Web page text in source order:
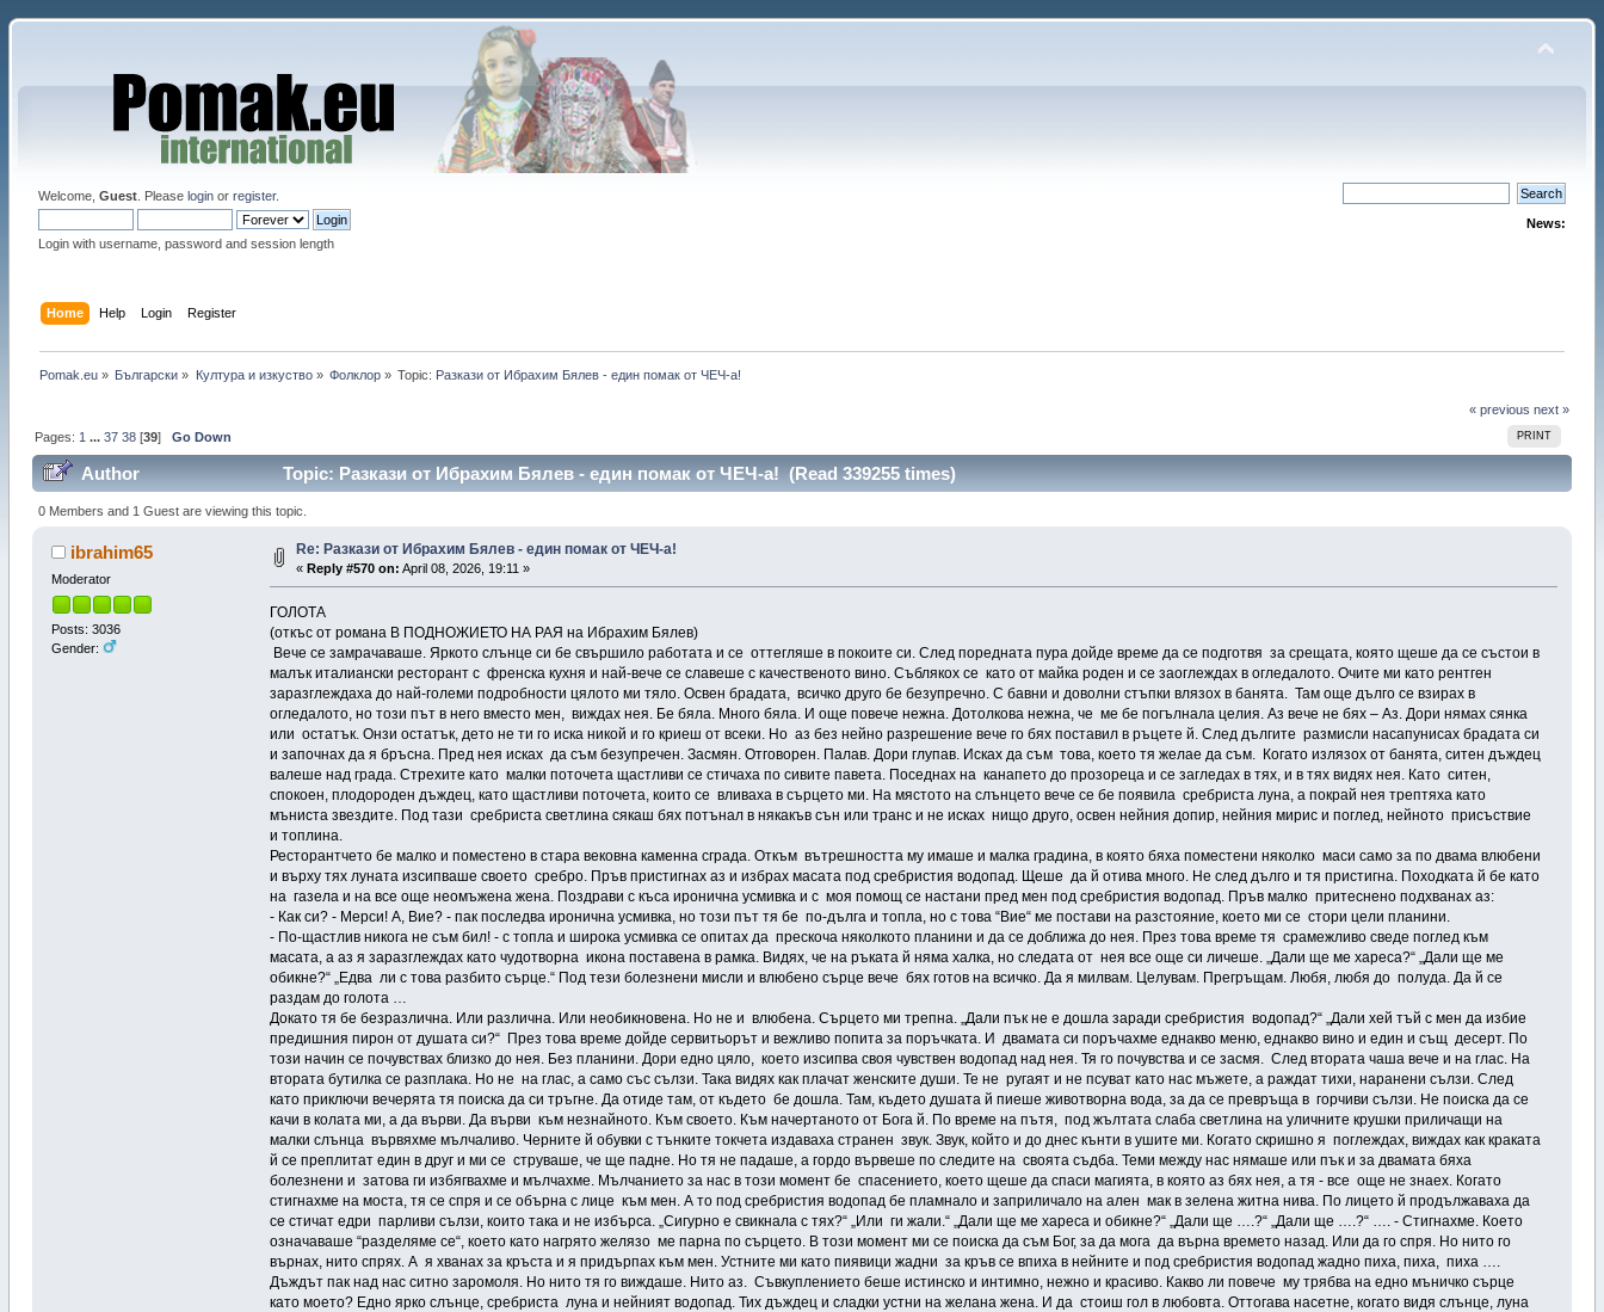
Welcome, Guest. Please loginor register.
Login with username, password and session length
News:
Home Help Login Register
Pomak.eu» Български » Култура и изкуство» Фолклор» Topic: Pазкази от Ибрахим Бялев - един помак от ЧЕЧ-а!
« previous next »
PRINT
Pages: 1 ... 37 38[39] Go Down
Author Topic: Pазкази от Ибрахим Бялев - един помак от ЧЕЧ-а! (Read 339255 times)
0 Members and 1 Guest are viewing this topic.
ibrahim65
Moderator
Posts: 3036
Gender:
Re: Pазкази от Ибрахим Бялев - един помак от ЧЕЧ-а!
« Reply #570 on: April 08, 2026, 19:11 »
ГОЛОТА
(откъс от романа В ПОДНОЖИЕТО НА РАЯ на Ибрахим Бялев)
Вече се замрачаваше. Яркото слънце си бе свършило работата и се оттегляше в покоите си. След поредната пура дойде време да се подготвя за срещата, която щеше да се състои в
малък италиански ресторант с френска кухня и най-вече се славеше с качественото вино. Съблякох се като от майка роден и се заоглеждах в огледалото. Очите ми като рентген
заразглеждаха до най-големи подробности цялото ми тяло. Освен брадата, всичко друго бе безупречно. С бавни и доволни стъпки влязох в банята. Там още дълго се взирах в
огледалото, но този път в него вместо мен, виждах нея. Бе бяла. Много бяла. И още повече нежна. Дотолкова нежна, че ме бе погълнала целия. Аз вече не бях – Аз. Дори нямах сянка
или остатък. Онзи остатък, дето не ти го иска никой и го криеш от всеки. Но аз без нейно разрешение вече го бях поставил в ръцете й. След дългите размисли насапунисах брадата си
и започнах да я бръсна. Пред нея исках да съм безупречен. Засмян. Отговорен. Палав. Дори глупав. Исках да съм това, което тя желае да съм. Когато излязох от банята, ситен дъждец
валеше над града. Стрехите като малки поточета щастливи се стичаха по сивите павета. Поседнах на канапето до прозореца и се загледах в тях, и в тях видях нея. Като ситен,
спокоен, плодороден дъждец, като щастливи поточета, които се вливаха в сърцето ми. На мястото на слънцето вече се бе появила сребриста луна, а покрай нея трептяха като
мъниста звездите. Под тази сребриста светлина сякаш бях потънал в някакъв сън или транс и не исках нищо друго, освен нейния допир, нейния мирис и поглед, нейното присъствие
и топлина.
Ресторантчето бе малко и поместено в стара вековна каменна сграда. Откъм вътрешността му имаше и малка градина, в която бяха поместени няколко маси само за по двама влюбени
и върху тях луната изсипваше своето сребро. Пръв пристигнах аз и избрах масата под сребристия водопад. Щеше да й отива много. Не след дълго и тя пристигна. Походката й бе като
на газела и на все още неомъжена жена. Поздрави с къса иронична усмивка и с моя помощ се настани пред мен под сребристия водопад. Пръв малко притеснено подхванах аз:
- Как си? - Мерси! А, Вие? - пак последва иронична усмивка, но този път тя бе по-дълга и топла, но с това “Вие“ ме постави на разстояние, което ми се стори цели планини.
- По-щастлив никога не съм бил! - с топла и широка усмивка се опитах да прескоча няколкото планини и да се доближа до нея. През това време тя срамежливо сведе поглед към
масата, а аз я заразглеждах като чудотворна икона поставена в рамка. Видях, че на ръката й няма халка, но следата от нея все още си личеше. „Дали ще ме хареса?“ „Дали ще ме
обикне?“ „Едва ли с това разбито сърце.“ Под тези болезнени мисли и влюбено сърце вече бях готов на всичко. Да я милвам. Целувам. Прегръщам. Любя, любя до полуда. Да й се
раздам до голота …
Докато тя бе безразлична. Или различна. Или необикновена. Но не и влюбена. Сърцето ми трепна. „Дали пък не е дошла заради сребристия водопад?“ „Дали хей тъй с мен да избие
предишния пирон от душата си?“ През това време дойде сервитьорът и вежливо попита за поръчката. И двамата си поръчахме еднакво меню, еднакво вино и един и същ десерт. По
този начин се почувствах близко до нея. Без планини. Дори едно цяло, което изсипва своя чувствен водопад над нея. Тя го почувства и се засмя. След втората чаша вече и на глас. На
втората бутилка се разплака. Но не на глас, а само със сълзи. Така видях как плачат женските души. Те не ругаят и не псуват като нас мъжете, а раждат тихи, наранени сълзи. След
като приключи вечерята тя поиска да си тръгне. Да отиде там, от където бе дошла. Там, където душата й пиеше животворна вода, за да се превръща в горчиви сълзи. Не поиска да се
качи в колата ми, а да върви. Да върви към незнайното. Към своето. Към начертаното от Бога й. По време на пътя, под жълтата слаба светлина на уличните крушки приличащи на
малки слънца вървяхме мълчаливо. Черните й обувки с тънките токчета издаваха странен звук. Звук, който и до днес кънти в ушите ми. Когато скришно я поглеждах, виждах как краката
й се преплитат един в друг и ми се струваше, че ще падне. Но тя не падаше, а гордо вървеше по следите на своята съдба. Теми между нас нямаше или пък и за двамата бяха
болезнени и затова ги избягвахме и мълчахме. Мълчанието за нас в този момент бе спасението, което щеше да спаси магията, в която аз бях нея, а тя - все още не знаех. Когато
стигнахме на моста, тя се спря и се обърна с лице към мен. А то под сребристия водопад бе пламнало и заприличало на ален мак в зелена житна нива. По лицето й продължаваха да
се стичат едри парливи сълзи, които така и не избърса. „Сигурно е свикнала с тях?“ „Или ги жали.“ „Дали ще ме хареса и обикне?“ „Дали ще ….?“ „Дали ще ….?“ …. - Стигнахме. Което
означаваше “разделяме се“, което като нагрято желязо ме парна по сърцето. В този момент ми се поиска да съм Бог, за да мога да върна времето назад. Или да го спря. Но нито го
върнах, нито спрях. А я хванах за кръста и я придърпах към мен. Устните ми като пиявици жадни за кръв се впиха в нейните и под сребристия водопад жадно пиха, пиха, пиха ….
Дъждът пак над нас ситно заромоля. Но нито тя го виждаше. Нито аз. Съвкуплението беше истинско и интимно, нежно и красиво. Какво ли повече му трябва на едно мъничко сърце
като моето? Едно ярко слънце, сребриста луна и нейният водопад. Тих дъждец и сладки устни на желана жена. И да стоиш гол в любовта. Оттогава насетне, когато видя слънце, луна